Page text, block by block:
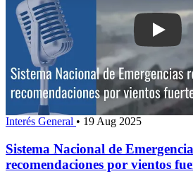
Play:
Interés General • 19 Aug 2025
Sistema Nacional de
recomendaciones por vientos